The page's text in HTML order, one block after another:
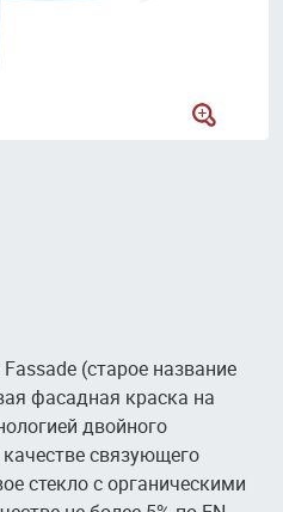
(старое название
фасадная краска на
двойного
связующего
стекло с органическими